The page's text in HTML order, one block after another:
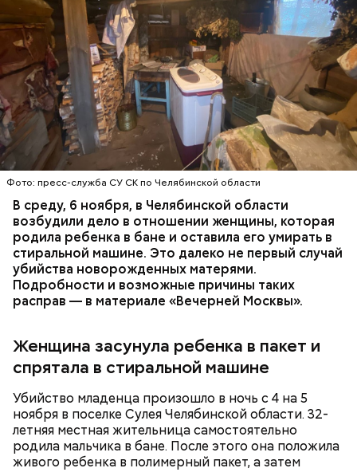
Фото: пресс-служба СУ СК по Челябинской области
В среду, 6 ноября, в Челябинской области
возбудили дело в отношении женщины, которая
родила ребенка в бане и оставила его умирать в
стиральной машине. Это далеко не первый случай
убийства новорожденных матерями.
Подробности и возможные причины таких
расправ — в материале «Вечерней Москвы».
Женщина засунула ребенка в пакет и
спрятала в стиральной машине
Убийство младенца произошло в ночь с 4 на 5
ноября в поселке Сулея Челябинской области. 32-
летняя местная жительница самостоятельно
родила мальчика в бане. После этого она положила
живого ребенка в полимерный пакет, а затем
— Он также приносил в дом воду из святого
вылили, на раковине остались пятна, похожие на
следы от кислотного ожога, — вспоминалдядя
Миссюрыв беседе со следователями.
Месть отчиму и любовь к сестре
даже стал чемпионом России в категории до 97
килограммов. Несмотря на успехи, спортсмен
решил перейти в ММА. Он смог попасть в Школу
чемпиона UFC в легком весе Хабиба
Нурмагомедова. Самыми известными ее
выпускниками являются Ислам Махачев и Усман
Нурмагомедов, ставшие звездами смешанных
единоборств.
Боец дебютировал в промоушене AMC Fight Nights
в ноябре 2023 года. Тогда он победил
азербайджанца Эльгуна Ясибова единогласным
решением судей.
Видео: t.me/fightnightsofficial